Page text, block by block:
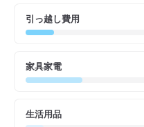
引っ越し費用
家具家電
生活用品